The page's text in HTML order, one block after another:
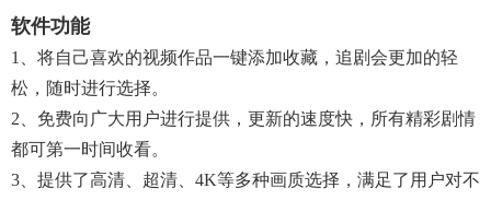
软件功能
1、将自己喜欢的视频作品一键添加收藏，追剧会更加的轻
松，随时进行选择。
2、免费向广大用户进行提供，更新的速度快，所有精彩剧情
都可第一时间收看。
3、提供了高清、超清、4K等多种画质选择，满足了用户对不